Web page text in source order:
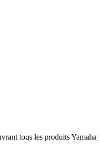
tous les produits